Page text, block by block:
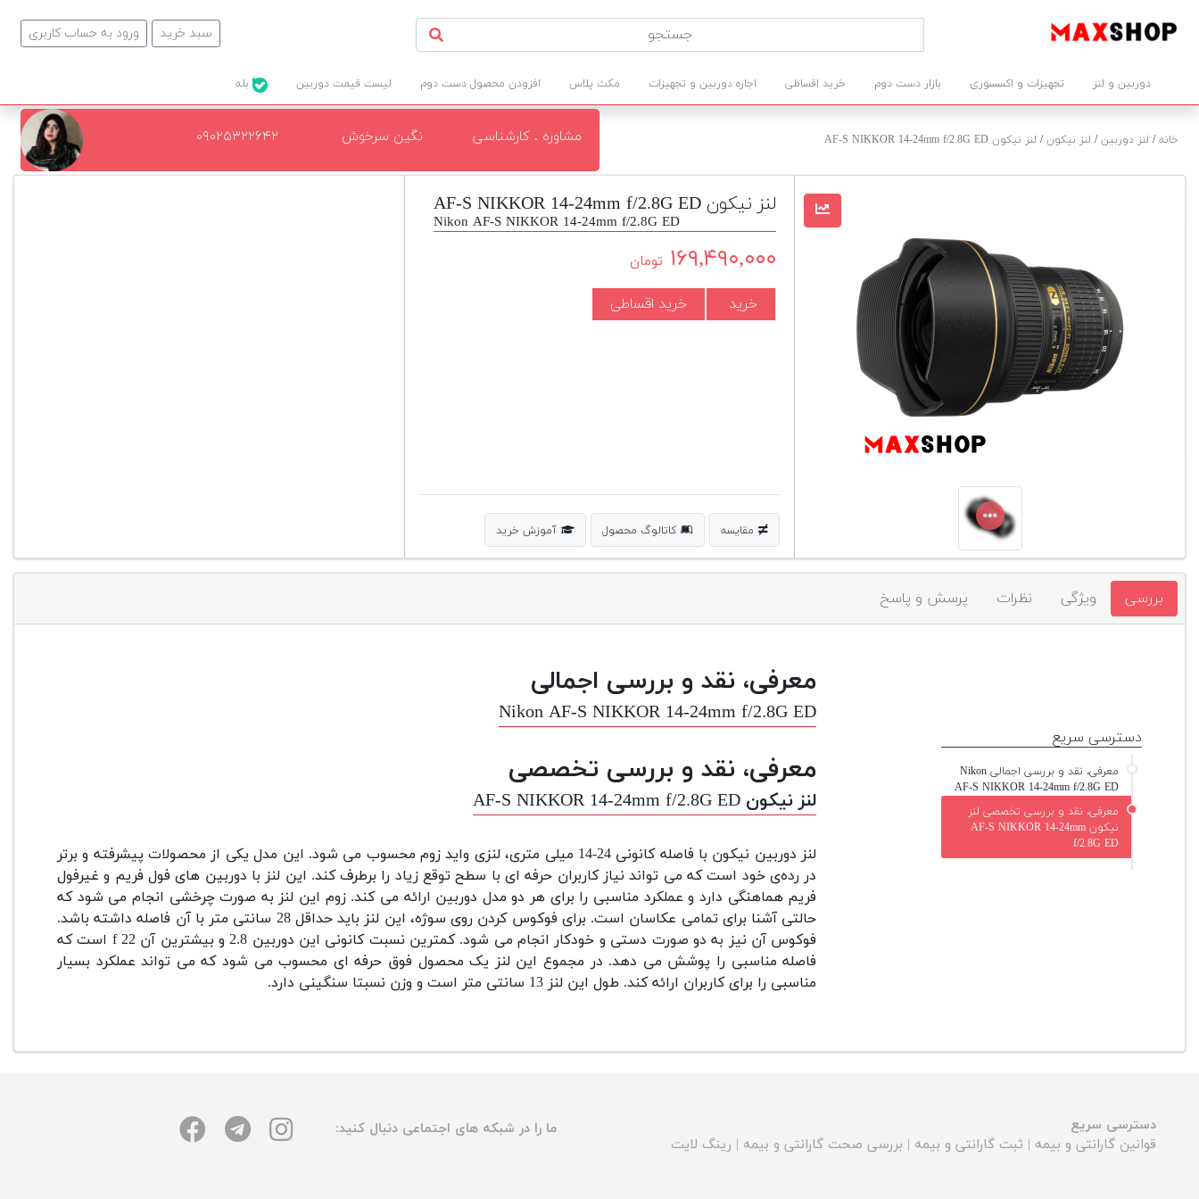
ورود به حساب کاربری سبد خرید
دوربین و لنز تجهیزات و اکسسوری بازار دست دوم خرید اقساطی اجاره دوربین و تجهیزات مکث پلاس افزودن محصول دست دوم لیست قیمت دوربین
خانه/ لنز دوربین/ لنز نیکون/ لنز نیکون AF-S NIKKOR 14-24mm f/2.8G ED مشاوره . کارشناسی نگین سرخوش ۰۹۰۲۵۳۲۲۶۴۲
لنز نیکون AF-S NIKKOR 14-24mm f/2.8G ED
Nikon AF-S NIKKOR 14-24mm f/2.8G ED
۱۶۹,۴۹۰,۰۰۰ تومان
خرید خرید اقساطی
مقایسه کاتالوگ محصول آموزش خرید
بررسی ویژگی نظرات پرسش و پاسخ
معرفی، نقد و بررسی اجمالی
Nikon AF-S NIKKOR 14-24mm f/2.8G ED
معرفی، نقد و بررسی تخصصی
لنز نیکون AF-S NIKKOR 14-24mm f/2.8G ED
لنز دوربین نیکون با فاصله کانونی 24-14 میلی‌ متری، لنزی واید زوم محسوب می‌ شود. این مدل یکی از محصولات پیشرفته‌ و برتر
در رده‌ی خود است که می‌ تواند نیاز کاربران حرفه‌ ای با سطح توقع زیاد را برطرف کند. این لنز با دوربین‌ های فول‌ فریم و غیرفول‌
فریم هماهنگی دارد و عملکرد مناسبی را برای هر دو مدل دوربین ارائه می‌ کند. زوم این لنز به صورت چرخشی انجام می‌ شود که
حالتی آشنا برای تمامی عکاسان است.
برای فوکوس‌ کردن روی سوژه، این لنز باید حداقل 28 سانتی‌ متر با آن فاصله داشته باشد.
فوکوس آن نیز به دو صورت دستی و خودکار انجام می‌ شود. کمترین نسبت کانونی این دوربین 2.8 و بیشترین آن 22 f است که
فاصله‌ مناسبی را پوشش می‌ دهد. در مجموع این لنز یک محصول فوق‌ حرفه‌ ای محسوب می‌ شود که می‌ تواند عملکرد بسیار
مناسبی را برای کاربران ارائه کند. طول این لنز 13 سانتی‌ متر است و وزن نسبتا سنگینی دارد.
دسترسی سریع
معرفی، نقد و بررسی اجمالی Nikon
AF-S NIKKOR 14-24mm f/2.8G ED
معرفی، نقد و بررسی تخصصی لنز
نیکون AF-S NIKKOR 14-24mm
f/2.8G ED
دسترسی سریع
قوانین گارانتی و بیمه | ثبت گارانتی و بیمه | بررسی صحت گارانتی و بیمه | رینگ لایت
ما را در شبکه های اجتماعی دنبال کنید: